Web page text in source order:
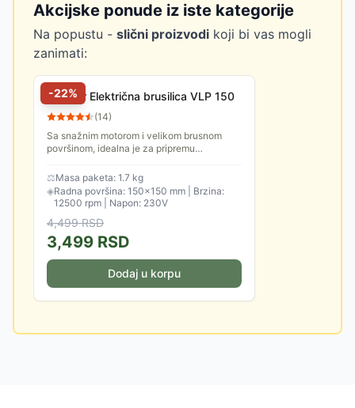
Akcijske ponude iz iste kategorije
Na popustu - slični proizvodi koji bi vas mogli
zanimati:
-22%
VIllager Električna brusilica VLP 150
(14)
Sa snažnim motorom i velikom brusnom
površinom, idealna je za pripremu
farbanje ili lakiranje,...
⚖Masa paketa: 1.7 kg
◈Radna površina: 150×150 mm | Brzina:
12500 rpm | Napon: 230V
4,499RSD
3,499 RSD
Dodaj u korpu